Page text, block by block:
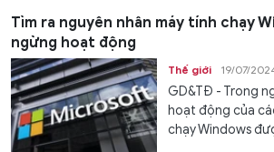
Tìm ra nguyên nhân máy tính chạy
ngừng hoạt động
Thế giới 19/07/
GD&TĐ - Trong
hoạt động của
chạy Windows